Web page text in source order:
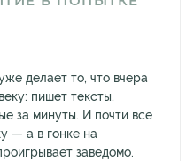
делает то, что вчера
пишет тексты,
за минуты. И почти все
— а в гонке на
заведомо.